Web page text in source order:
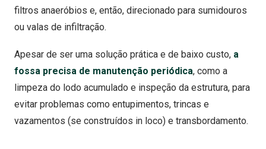
filtros anaeróbios e, então, direcionado para sumidouros
ou valas de infiltração.
Apesar de ser uma solução prática e de baixo custo, a
fossa precisa de manutenção periódica, como a
limpeza do lodo acumulado e inspeção da estrutura, para
evitar problemas como entupimentos, trincas e
vazamentos (se construídos in loco) e transbordamento.